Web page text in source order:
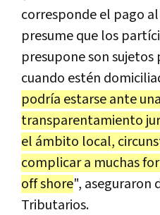
corresponde el pago
presume que los
presupone son
cuando estén
podría estarse ante
transparentamiento
el ámbito local,
complicar a muchas
off shore", aseguraron
Tributarios.